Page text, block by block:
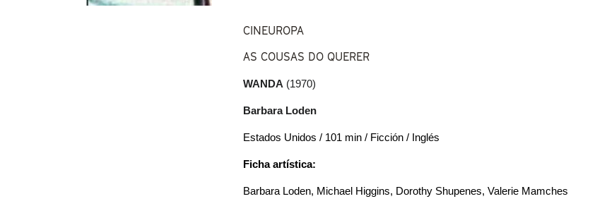
CINEUROPA
AS COUSAS DO QUERER
WANDA (1970)
Barbara Loden
Estados Unidos / 101 min / Ficción / Inglés
Ficha artística:
Barbara Loden, Michael Higgins, Dorothy Shupenes, Valerie Mamches